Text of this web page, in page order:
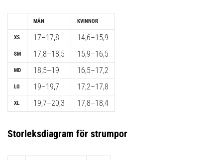
XS
SM
MD
LG
XL
MÄN
17–17,8
17,8–18,5
18,5–19
19–19,7
19,7–20,3
KVINNOR
14,6–15,9
15,9–16,5
16,5–17,2
17,2–17,8
17,8–18,4
Storleksdiagram för strumpor